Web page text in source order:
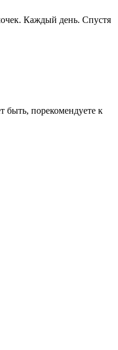
Каждый день. Спустя
порекомендуете к